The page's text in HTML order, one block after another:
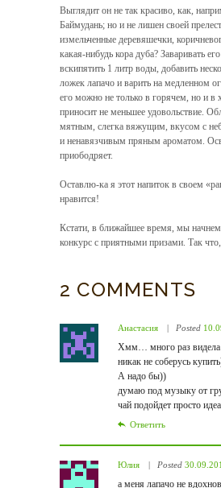
Выглядит он не так красиво, как,
Баймудань; но и не лишен своей
измельченные деревяшечки,
какая-нибудь кора дуба? Заваривать
вскипятить 1 литр воды, добавить
ложек лапачо и варить на медленном
его можно не только в горячем, но и в
приносит не меньшее удовольствие.
мятным, слегка вяжущим, вкусом с
и ненавязчивым пряным ароматом.
приободряет.
Оставлю-ка я этот напиток в своем
нравится!
Кстати, в ближайшее время, мы начнем
конкурс с приятными призами. Так
2 COMMENTS
Анастасия Posted
Хмм… много раз видела
никак не соберусь
А надо бы))
думаю под музыку от
чай подойдет просто
Ответить
Юлия Posted
а меня лапачо не